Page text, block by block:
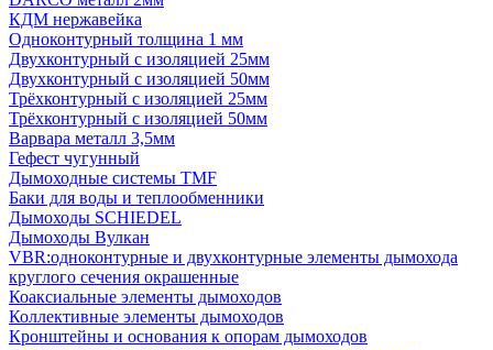
КДМ нержавейка
Одноконтурный толщина 1 мм
Двухконтурный с изоляцией 25мм
Двухконтурный с изоляцией 50мм
Трёхконтурный с изоляцией 25мм
Трёхконтурный с изоляцией 50мм
Варвара металл 3,5мм
Гефест чугунный
Дымоходные системы TMF
Баки для воды и теплообменники
Дымоходы SCHIEDEL
Дымоходы Вулкан
VBR:одноконтурные и двухконтурные элементы дымохода
круглого сечения окрашенные
Коаксиальные элементы дымоходов
Коллективные элементы дымоходов
Кронштейны и основания к опорам дымоходов